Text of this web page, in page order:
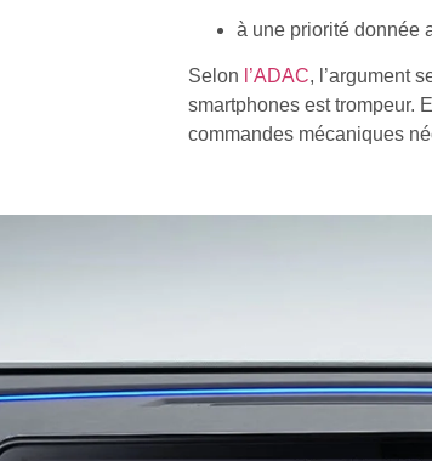
à une priorité donnée
Selon l’ADAC, l’argument
smartphones est trompeur.
commandes mécaniques